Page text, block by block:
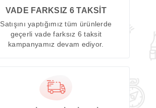
VADE FARKSIZ 6 TAKSİT
Satışını yaptığımız tüm ürünlerde
geçerli vade farksız 6 taksit
kampanyamız devam ediyor.